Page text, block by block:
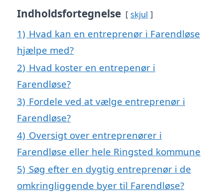
Indholdsfortegnelse skjul
1) Hvad kan en entreprenør i Farendløse
hjælpe med?
2) Hvad koster en entrepenør i
Farendløse?
3) Fordele ved at vælge entreprenør i
Farendløse?
4) Oversigt over entreprenører i
Farendløse eller hele Ringsted kommune
5) Søg efter en dygtig entreprenør i de
omkringliggende byer til Farendløse?